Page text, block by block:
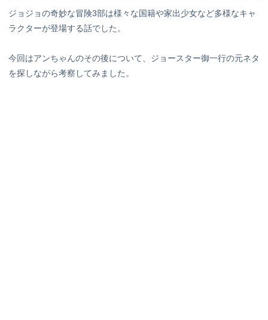
ジョジョの奇妙な冒険3部は様々な国籍や家出少女など多様なキャ
ラクターが登場する話でした。
今回はアンちゃんのその後について、ジョースター御一行の元ネタ
を探しながら考察してみました。